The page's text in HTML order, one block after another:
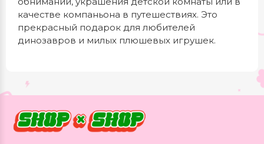
качестве компаньона в путешествиях. Это
прекрасный подарок для любителей
динозавров и милых плюшевых игрушек.